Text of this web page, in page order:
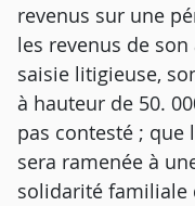
revenus sur une
les revenus de
saisie litigieuse,
à hauteur de 50.
pas contesté ; que
sera ramenée à
solidarité familiale